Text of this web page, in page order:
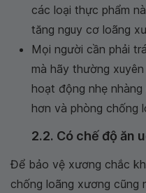
các loại thực phẩm
tăng nguy cơ loãng
Mọi người cần phải
mà hãy thường
hoạt động nhẹ
hơn và phòng chống
2.2. Có chế độ ăn
Để bảo vệ xương chắc
chống loãng xương cũng